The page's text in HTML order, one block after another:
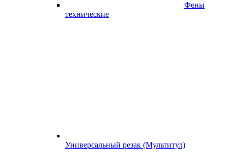
Фены
технические
Универсальный резак (Мультитул)